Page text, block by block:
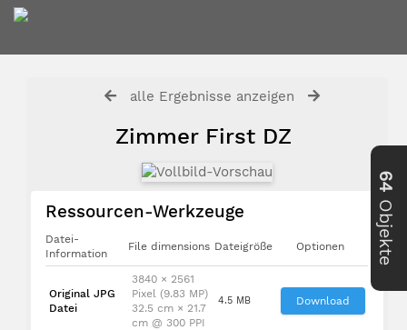
alle Ergebnisse anzeigen
Zimmer First DZ
Ressourcen-Werkzeuge
Datei-
Information
File dimensions Dateigröße Optionen
Original JPG
Datei
3840 × 2561
Pixel (9.83 MP)
32.5 cm × 21.7
cm @ 300 PPI
4.5 MB Download
64
Objekte